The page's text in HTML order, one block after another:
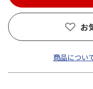
お
商品につい